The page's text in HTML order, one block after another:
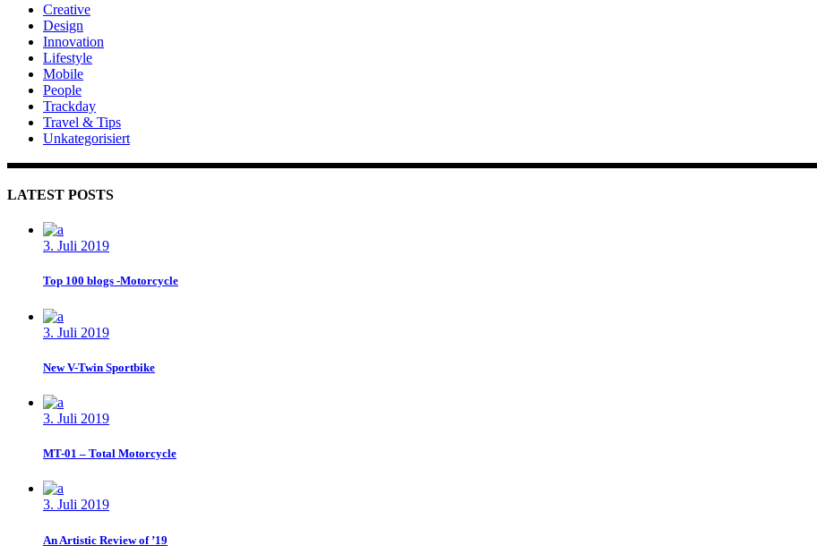
Creative
Design
Innovation
Lifestyle
Mobile
People
Trackday
Travel & Tips
Unkategorisiert
LATEST POSTS
3. Juli 2019
Top 100 blogs -Motorcycle
3. Juli 2019
New V-Twin Sportbike
3. Juli 2019
MT-01 – Total Motorcycle
3. Juli 2019
An Artistic Review of ’19